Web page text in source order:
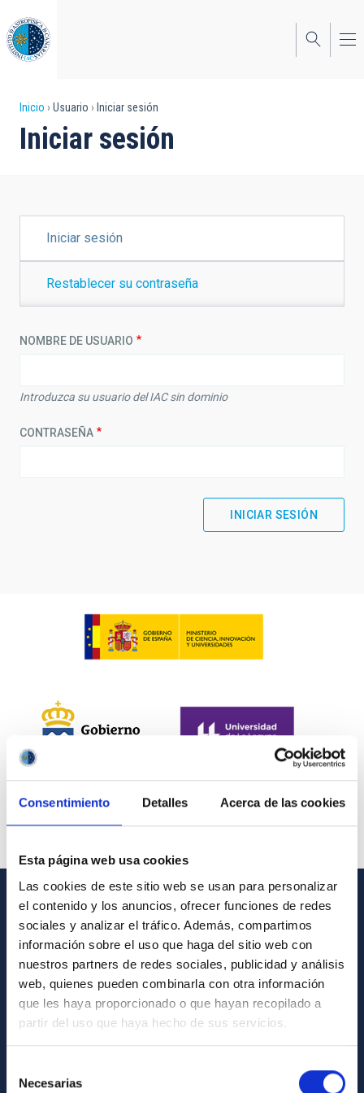
Consentimiento Detalles Acerca de las cookies
Esta página web usa cookies
Las cookies de este sitio web se usan para personalizar
el contenido y los anuncios, ofrecer funciones de redes
sociales y analizar el tráfico. Además, compartimos
información sobre el uso que haga del sitio web con
nuestros partners de redes sociales, publicidad y análisis
web, quienes pueden combinarla con otra información
que les haya proporcionado o que hayan recopilado a
partir del uso que haya hecho de sus servicios.
Necesarias
al
contenido
principal
Sobrescribir
enlaces
la
navegación
Inicio Usuario Iniciar sesión
Iniciar sesión
PRINCIPALES
Iniciar sesión
Restablecer su contraseña
NOMBRE DE USUARIO
Introduzca su usuario del IAC sin dominio
CONTRASEÑA
INFORMACIÓN GENERAL
Contacto
Cómo llegar al IAC
Directorio de personal
Biblioteca